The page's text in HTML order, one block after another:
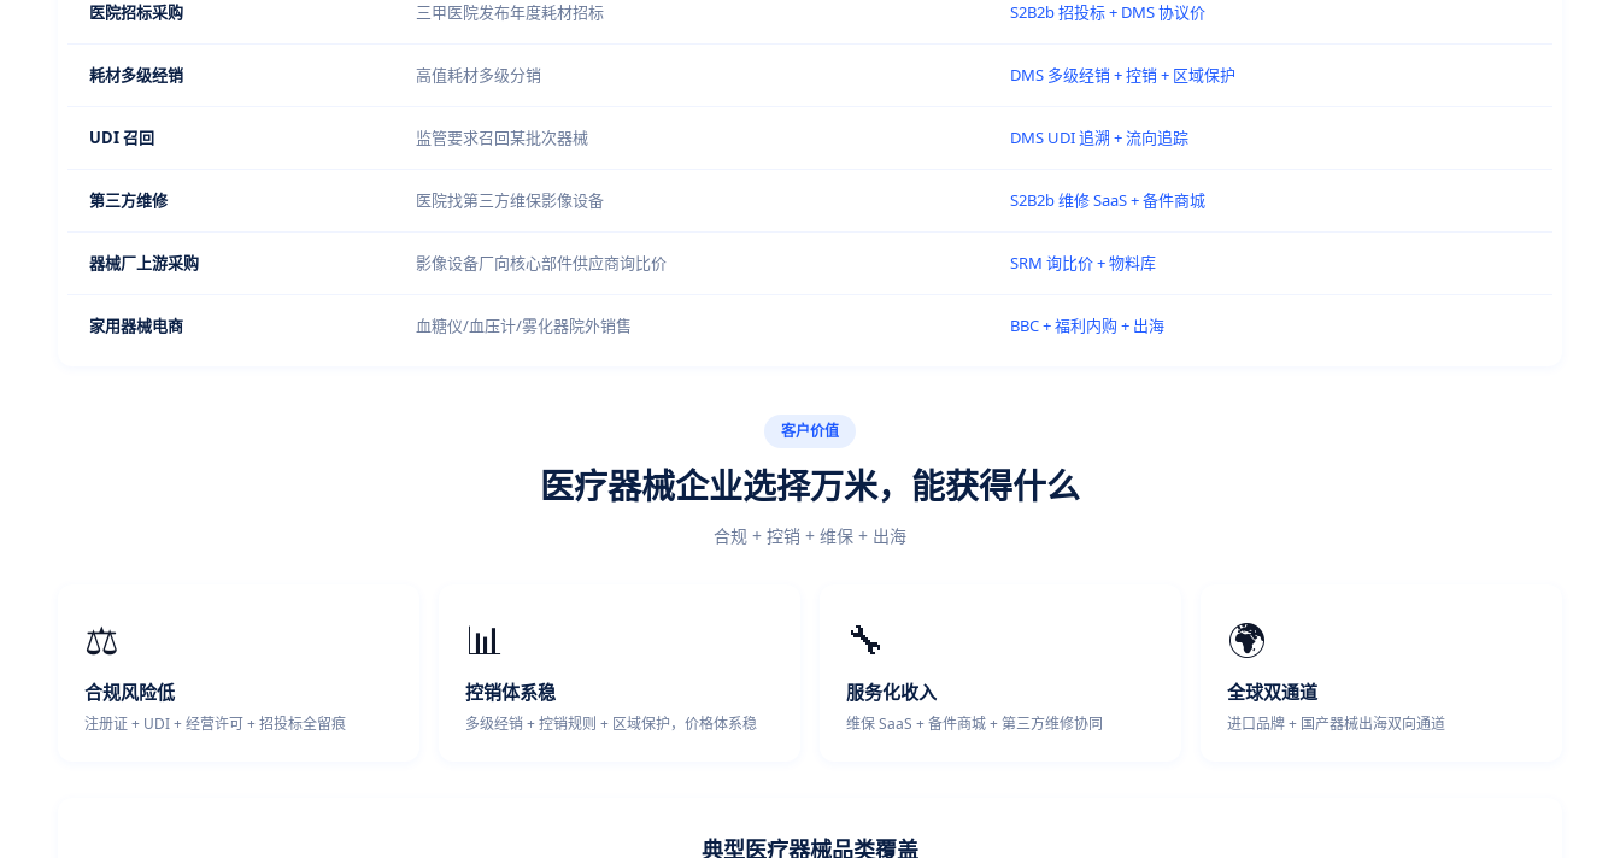
医院招标采购 三甲医院发布年度耗材招标 S2B2b 招投标 + DMS 协议价
耗材多级经销 高值耗材多级分销 DMS 多级经销 + 控销 + 区域保护
UDI 召回 监管要求召回某批次器械 DMS UDI 追溯 + 流向追踪
第三方维修 医院找第三方维保影像设备 S2B2b 维修 SaaS + 备件商城
器械厂上游采购 影像设备厂向核心部件供应商询比价 SRM 询比价 + 物料库
家用器械电商 血糖仪/血压计/雾化器院外销售 BBC + 福利内购 + 出海
客户价值
医疗器械企业选择万米，能获得什么
合规 + 控销 + 维保 + 出海
⚖️
合规风险低
注册证 + UDI + 经营许可 + 招投标全留痕
📊
控销体系稳
多级经销 + 控销规则 + 区域保护，价格体系稳
🔧
服务化收入
维保 SaaS + 备件商城 + 第三方维修协同
🌍
全球双通道
进口品牌 + 国产器械出海双向通道
典型医疗器械品类覆盖